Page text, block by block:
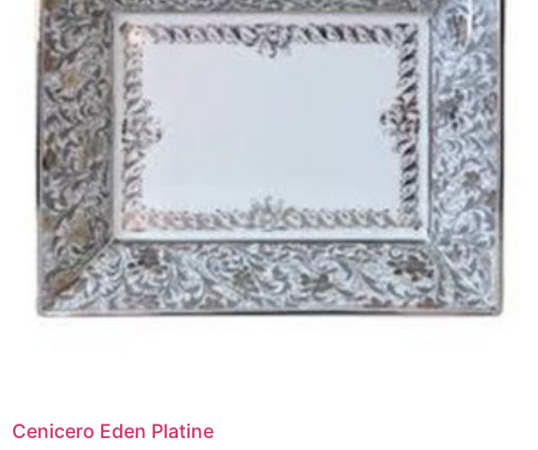
Cenicero Eden Platine